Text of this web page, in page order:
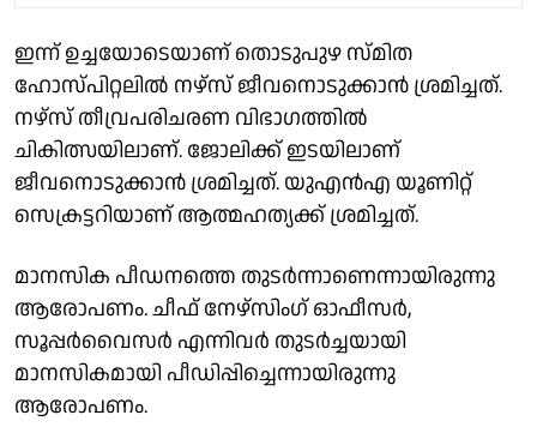
ഇന്ന് ഉച്ചയോടെയാണ് തൊടുപുഴ സ്മിത
ഹോസ്പിറ്റലിൽ നഴ്‌സ് ജീവനൊടുക്കാൻ ശ്രമിച്ചത്.
നഴ്‌സ് തീവ്രപരിചരണ വിഭാഗത്തിൽ
ചികിത്സയിലാണ്. ജോലിക്ക് ഇടയിലാണ്
ജീവനൊടുക്കാൻ ശ്രമിച്ചത്. യുഎൻഎ യൂണിറ്റ്
സെക്രട്ടറിയാണ് ആത്മഹത്യക്ക് ശ്രമിച്ചത്.
മാനസിക പീഡനത്തെ തുടർന്നാണെന്നായിരുന്നു
ആരോപണം. ചീഫ് നേഴ്‌സിംഗ് ഓഫീസർ,
സൂപ്പർവൈസർ എന്നിവർ തുടർച്ചയായി
മാനസികമായി പീഡിപ്പിച്ചെന്നായിരുന്നു
ആരോപണം.